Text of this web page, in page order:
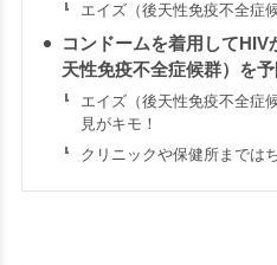
エイズ（後天性免疫不全症
コンドームを着用して
天性免疫不全症候群）を予
エイズ（後天性免疫不全症
見がキモ！
クリニックや保健所までは